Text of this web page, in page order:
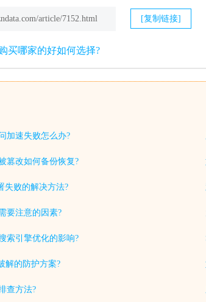
article/7152.html [复制链接]
买哪家的好如何选择?
加速失败怎么办?
篡改如何备份恢复?
失败的解决方法?
要注意的因素?
索引擎优化的影响?
解的防护方案?
查方法?